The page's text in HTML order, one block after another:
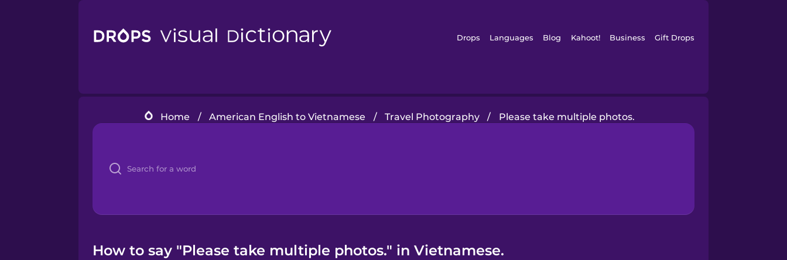
Drops Languages Blog Kahoot! Business Gift Drops
Home / American English to Vietnamese / Travel Photography / Please take multiple photos.
How to say "Please take multiple photos." in Vietnamese.